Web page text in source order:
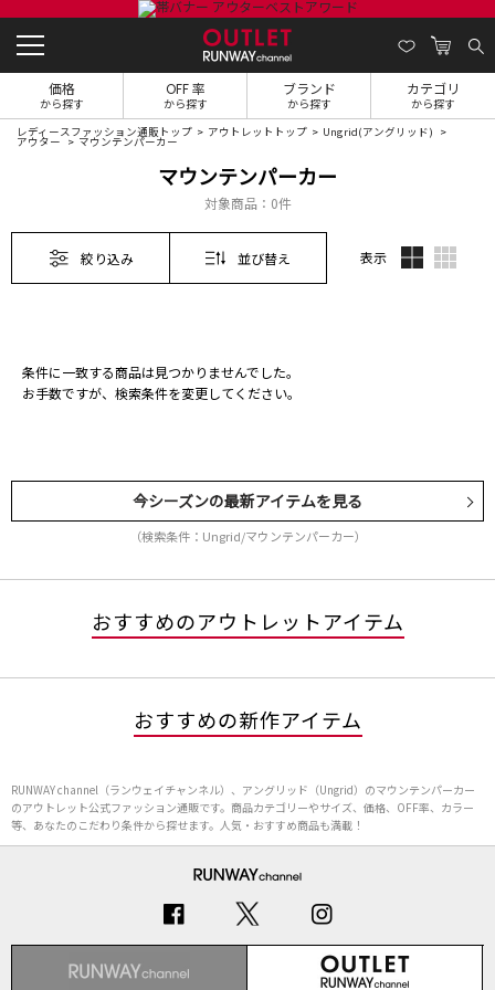
価格
から探す
OFF 率
から探す
ブランド
から探す
カテゴリ
から探す
レディースファッション通販トップ アウトレットトップ Ungrid(アングリッド)
アウター マウンテンパーカー
マウンテンパーカー
対象商品： 0件
絞り込み 並び替え 表示
条件に一致する商品は見つかりませんでした。
お手数ですが、検索条件を変更してください。
今シーズンの最新アイテムを見る
（検索条件：Ungrid/マウンテンパーカー）
おすすめのアウトレットアイテム
おすすめの新作アイテム
RUNWAY channel（ランウェイチャンネル）、アングリッド（Ungrid）のマウンテンパーカー
のアウトレット公式ファッション通販です。商品カテゴリーやサイズ、価格、OFF率、カラー
等、あなたのこだわり条件から探せます。人気・おすすめ商品も満載！